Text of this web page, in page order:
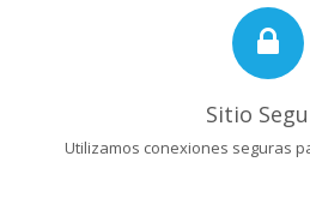
Sitio
Utilizamos conexiones seguras